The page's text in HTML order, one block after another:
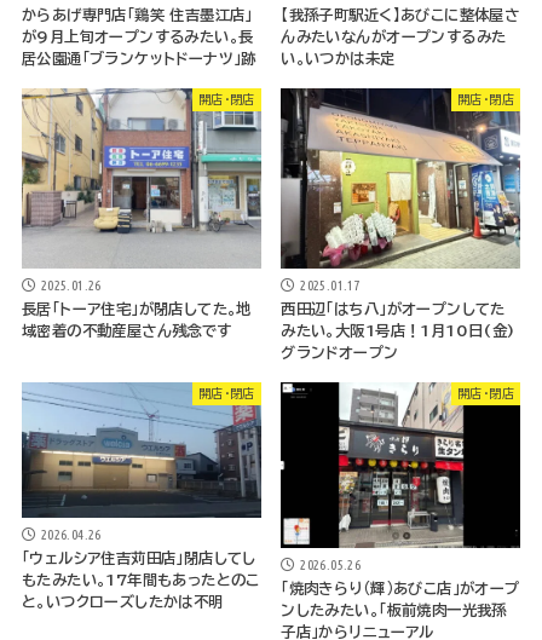
からあげ専門店「鶏笑 住吉墨江店」
が9月上旬オープンするみたい。長
居公園通「ブランケットドーナツ」跡
【我孫子町駅近く】あびこに整体屋さ
んみたいなんがオープンするみた
い。いつかは未定
開店・閉店
2025.01.26
長居「トーア住宅」が閉店してた。地
域密着の不動産屋さん残念です
開店・閉店
2025.01.17
西田辺「はち八」がオープンしてた
みたい。大阪1号店！1月10日(金)
グランドオープン
開店・閉店
2026.04.26
「ウェルシア住吉苅田店」閉店してし
もたみたい。17年間もあったとのこ
と。いつクローズしたかは不明
開店・閉店
2026.05.26
「焼肉きらり（輝）あびこ店」がオープ
ンしたみたい。「板前焼肉一光我孫
子店」からリニューアル